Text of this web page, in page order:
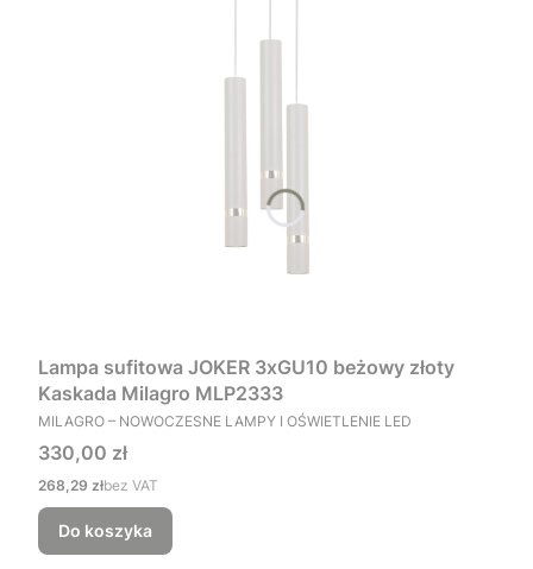
Lampa sufitowa JOKER 3xGU10 beżowy złoty
Kaskada Milagro MLP2333
PRODUCENT
MILAGRO – NOWOCZESNE LAMPY I OŚWIETLENIE LED
Cena
330,00 zł
Cena
268,29 złbez VAT
Do koszyka